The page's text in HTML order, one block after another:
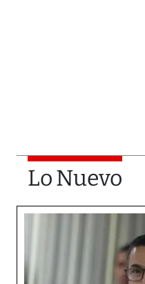
Lo Nuevo